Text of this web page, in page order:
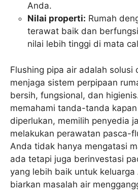
Anda.
Nilai properti: Rumah
terawat baik dan
nilai lebih tinggi di mata
Flushing pipa air adalah solusi
menjaga sistem perpipaan
bersih, fungsional, dan
memahami tanda-tanda
diperlukan, memilih penyedia
melakukan perawatan pasca-
Anda tidak hanya mengatasi
ada tetapi juga berinvestasi
yang lebih baik untuk keluarga
biarkan masalah air